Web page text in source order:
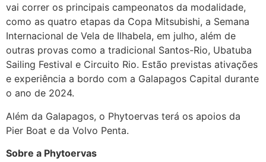
vai correr os principais campeonatos da modalidade,
como as quatro etapas da Copa Mitsubishi, a Semana
Internacional de Vela de Ilhabela, em julho, além de
outras provas como a tradicional Santos-Rio, Ubatuba
Sailing Festival e Circuito Rio. Estão previstas ativações
e experiência a bordo com a Galapagos Capital durante
o ano de 2024.
Além da Galapagos, o Phytoervas terá os apoios da
Pier Boat e da Volvo Penta.
Sobre a Phytoervas